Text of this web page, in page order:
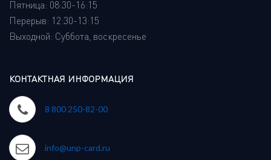
Пятница: 08:30-16:15
Перерыв: 12:30-13:15
Выходной: Суббота, воскресенье
КОНТАКТНАЯ ИНФОРМАЦИЯ
8 800 250-82-00
info@unp-card.ru